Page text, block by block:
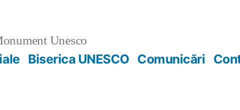
Unesco
Biserica UNESCO Comunicări